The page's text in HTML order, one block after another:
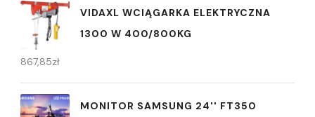
VIDAXL WCIĄGARKA ELEKTRYCZNA
1300 W 400/800KG
867,85zł
MONITOR SAMSUNG 24'' FT350